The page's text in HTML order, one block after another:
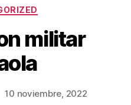
militar
10 noviembre, 2022